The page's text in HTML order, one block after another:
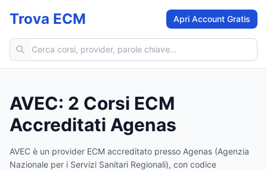
Trova ECM Apri Account Gratis
Cerca corsi ECM
AVEC: 2 Corsi ECM
Accreditati Agenas
AVEC è un provider ECM accreditato presso Agenas (Agenzia
Nazionale per i Servizi Sanitari Regionali), con codice